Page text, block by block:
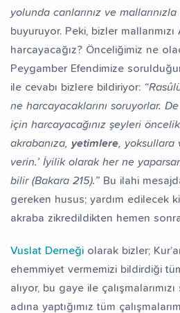
yolunda canlarınız ve
buyuruyor. Peki, bizler
harcayacağız? Önceliğimiz ne
Peygamber Efendimize
ile cevabı bizlere bildiriyor:
ne harcayacaklarını soruyorlar.
için harcayacağınız şeyleri
akrabanıza, yetimlere, yoksullara
verin.’ İyilik olarak her ne
bilir (Bakara 215).” Bu ilahi
gereken husus; yardım edilecek
akraba zikredildikten hemen
Vuslat Derneği olarak bizler;
ehemmiyet vermemizi bildirdiği
alıyor, bu gaye ile
adına yaptığımız tüm